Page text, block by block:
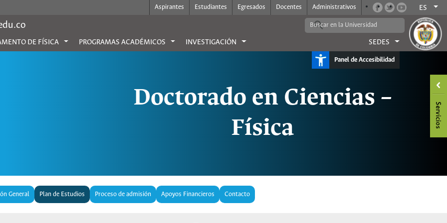
Aspirantes Estudiantes Egresados Docentes Administrativos ES
DE FÍSICA PROGRAMAS ACADÉMICOS INVESTIGACIÓN SEDES
Panel de Accesibilidad
Doctorado en Ciencias –
Física
General Plan de Estudios Proceso de admisión Apoyos Financieros Contacto